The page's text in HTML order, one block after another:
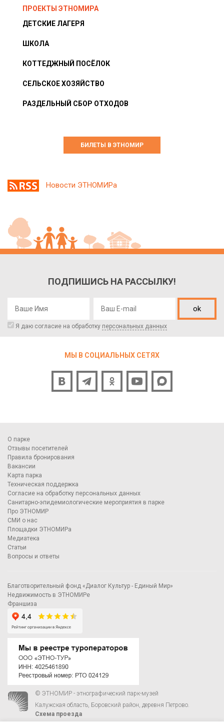
ПРОЕКТЫ ЭТНОМИРА
ДЕТСКИЕ ЛАГЕРЯ
ШКОЛА
КОТТЕДЖНЫЙ ПОСЁЛОК
СЕЛЬСКОЕ ХОЗЯЙСТВО
РАЗДЕЛЬНЫЙ СБОР ОТХОДОВ
БИЛЕТЫ В ЭТНОМИР
Новости ЭТНОМИРа
ПОДПИШИСЬ НА РАССЫЛКУ!
ok
Я даю согласие на обработку персональных данных
МЫ В СОЦИАЛЬНЫХ СЕТЯХ
О парке
Отзывы посетителей
Правила бронирования
Вакансии
Карта парка
Техническая поддержка
Согласие на обработку персональных данных
Санитарно-эпидемиологические мероприятия в парке
Про ЭТНОМИР
СМИ о нас
Площадки ЭТНОМИРа
Медиатека
Статьи
Вопросы и ответы
Благотворительный фонд «Диалог Культур - Единый Мир»
Недвижимость в ЭТНОМИРе
Франшиза
© ЭТНОМИР - этнографический парк-музей
Калужская область, Боровский район, деревня Петрово.
Схема проезда